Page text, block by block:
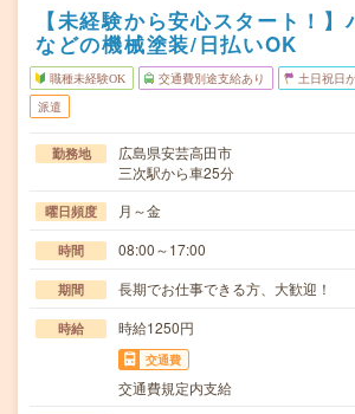
【未経験から安心スタート！】
などの機械塗装/日払いOK
職種未経験OK 交通費別途支給あり 土日祝日
派遣
勤務地
広島県安芸高田市
三次駅から車25分
曜日頻度 月～金
時間 08:00～17:00
期間 長期でお仕事できる方、大歓迎！
時給 時給1250円
交通費
交通費規定内支給